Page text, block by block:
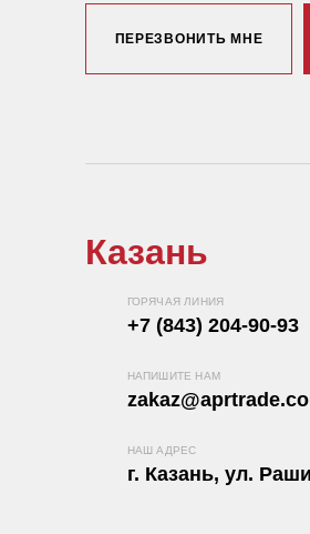
ПЕРЕЗВОНИТЬ МНЕ
Казань
ГОРЯЧАЯ ЛИНИЯ
+7 (843) 204-90-93
НАПИШИТЕ НАМ
НАШ АДРЕС
г. Казань, ул.